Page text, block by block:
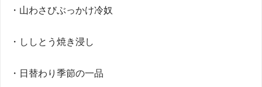
・山わさびぶっかけ冷奴
・ししとう焼き浸し
・日替わり季節の一品